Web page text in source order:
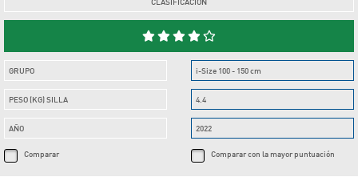
GRUPO
PESO (KG) SILLA
AÑO
Comparar
i-Size 100 - 150 cm
4.4
2022
Comparar con la mayor puntuación